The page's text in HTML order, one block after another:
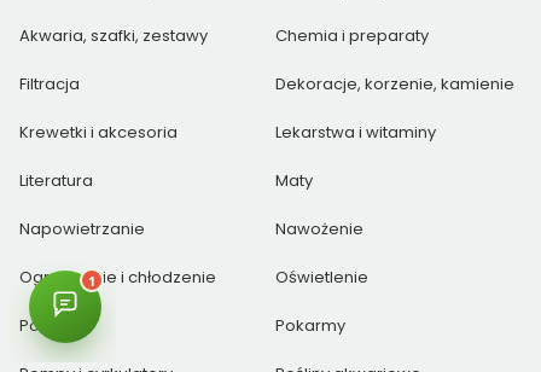
Akwaria, szafki, zestawy Chemia i preparaty
Filtracja Dekoracje, korzenie, kamienie
Krewetki i akcesoria Lekarstwa i witaminy
Literatura Maty
Napowietrzanie Nawożenie
Ogrzewanie i chłodzenie Oświetlenie
Podłoża Pokarmy